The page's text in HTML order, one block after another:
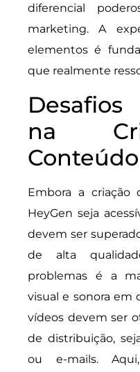
diferencial
marketing. A
elementos é
que realmente
na
Embora a criação
HeyGen seja
devem ser
de alta
problemas é a
visual e sonora em
vídeos devem ser
de distribuição,
ou e-mails.